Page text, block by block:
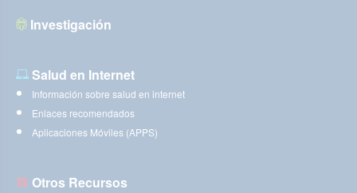
Investigación
Salud en Internet
Información sobre salud en internet
Enlaces recomendados
Aplicaciones Móviles (APPS)
Otros Recursos